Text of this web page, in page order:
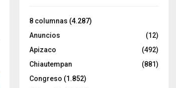
8 columnas (4.287)
Anuncios
(12)
Apizaco
(492)
Chiautempan
(881)
Congreso (1.852)